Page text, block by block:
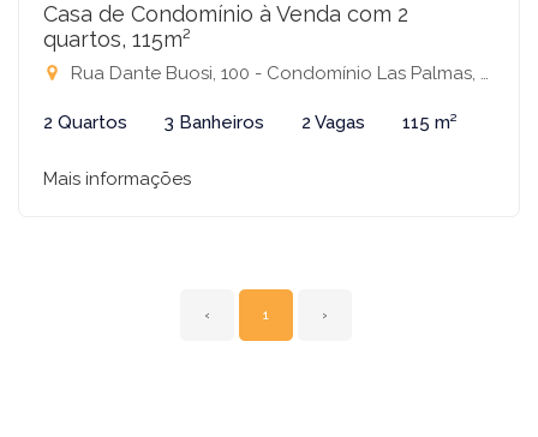
Casa de Condomínio à Venda com 2
quartos, 115m²
Rua Dante Buosi, 100 - Condomínio Las Palmas, São José do Rio Preto-SP
2 Quartos 3 Banheiros 2 Vagas 115 m²
Mais informações
‹ 1 ›